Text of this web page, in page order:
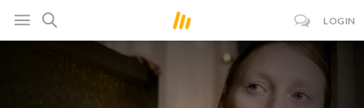
LOGIN